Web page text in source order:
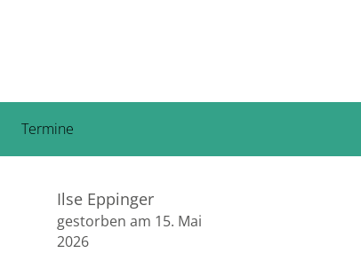
Termine
Ilse Eppinger
gestorben am 15. Mai
2026